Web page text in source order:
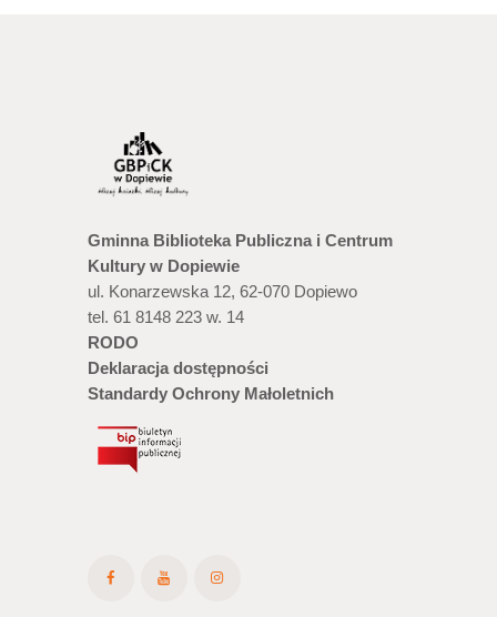
Gminna Biblioteka Publiczna i Centrum
Kultury w Dopiewie
ul. Konarzewska 12, 62-070 Dopiewo
tel. 61 8148 223 w. 14
RODO
Deklaracja dostępności
Standardy Ochrony Małoletnich